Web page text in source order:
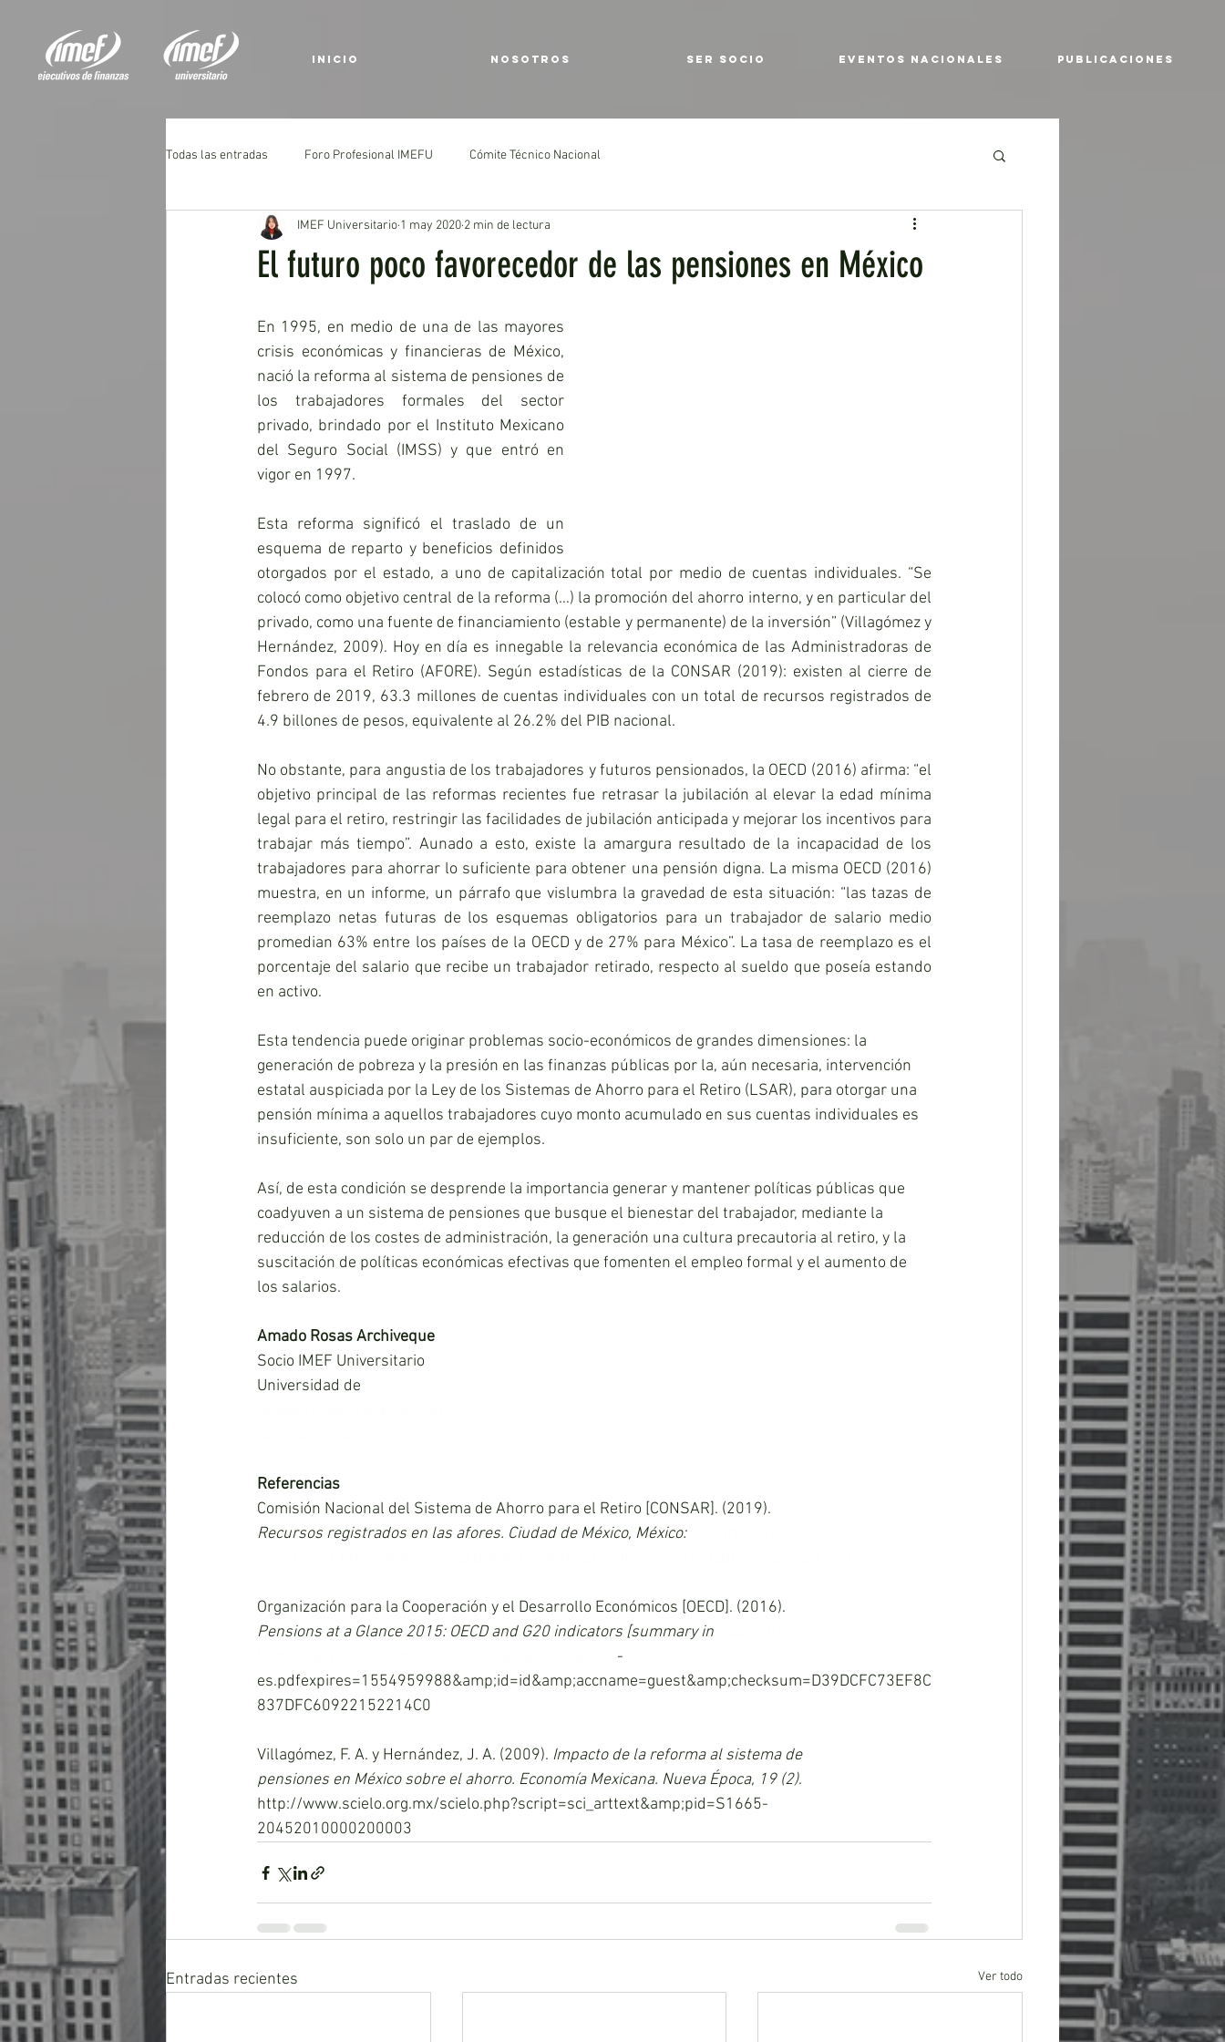
INICIO NOSOTROS SER SOCIO EVENTOS NACIONALES PUBLICACIONES
Todas las entradas Foro Profesional IMEFU Cómite Técnico Nacional
El futuro poco favorecedor de las pensiones en México
IMEF Universitario 1 may 2020 2 min de lectura
En 1995, en medio de una de las mayores
crisis económicas y financieras de México,
nació la reforma al sistema de pensiones de
los trabajadores formales del sector
privado, brindado por el Instituto Mexicano
del Seguro Social (IMSS) y que entró en
vigor en 1997.
Esta reforma significó el traslado de un
esquema de reparto y beneficios definidos
otorgados por el estado, a uno de capitalización total por medio de cuentas individuales. “Se
colocó como objetivo central de la reforma (…) la promoción del ahorro interno, y en particular del
privado, como una fuente de financiamiento (estable y permanente) de la inversión” (Villagómez y
Hernández, 2009). Hoy en día es innegable la relevancia económica de las Administradoras de
Fondos para el Retiro (AFORE). Según estadísticas de la CONSAR (2019): existen al cierre de
febrero de 2019, 63.3 millones de cuentas individuales con un total de recursos registrados de
4.9 billones de pesos, equivalente al 26.2% del PIB nacional.
No obstante, para angustia de los trabajadores y futuros pensionados, la OECD (2016) afirma: “el
objetivo principal de las reformas recientes fue retrasar la jubilación al elevar la edad mínima
legal para el retiro, restringir las facilidades de jubilación anticipada y mejorar los incentivos para
trabajar más tiempo”. Aunado a esto, existe la amargura resultado de la incapacidad de los
trabajadores para ahorrar lo suficiente para obtener una pensión digna. La misma OECD (2016)
muestra, en un informe, un párrafo que vislumbra la gravedad de esta situación: “las tazas de
reemplazo netas futuras de los esquemas obligatorios para un trabajador de salario medio
promedian 63% entre los países de la OECD y de 27% para México”. La tasa de reemplazo es el
porcentaje del salario que recibe un trabajador retirado, respecto al sueldo que poseía estando
en activo.
Esta tendencia puede originar problemas socio-económicos de grandes dimensiones: la
generación de pobreza y la presión en las finanzas públicas por la, aún necesaria, intervención
estatal auspiciada por la Ley de los Sistemas de Ahorro para el Retiro (LSAR), para otorgar una
pensión mínima a aquellos trabajadores cuyo monto acumulado en sus cuentas individuales es
insuficiente, son solo un par de ejemplos.
Así, de esta condición se desprende la importancia generar y mantener políticas públicas que
coadyuven a un sistema de pensiones que busque el bienestar del trabajador, mediante la
reducción de los costes de administración, la generación una cultura precautoria al retiro, y la
suscitación de políticas económicas efectivas que fomenten el empleo formal y el aumento de
los salarios.
Amado Rosas Archiveque
Socio IMEF Universitario
Universidad de
Referencias
Comisión Nacional del Sistema de Ahorro para el Retiro [CONSAR]. (2019).
Recursos registrados en las afores. Ciudad de México, México:
Organización para la Cooperación y el Desarrollo Económicos [OECD]. (2016).
Pensions at a Glance 2015: OECD and G20 indicators [summary in
-
es.pdfexpires=1554959988&amp;id=id&amp;accname=guest&amp;checksum=D39DCFC73EF8C
837DFC60922152214C0
Villagómez, F. A. y Hernández, J. A. (2009). Impacto de la reforma al sistema de
pensiones en México sobre el ahorro. Economía Mexicana. Nueva Época, 19 (2).
http://www.scielo.org.mx/scielo.php?script=sci_arttext&amp;pid=S1665-
20452010000200003
Entradas recientes Ver todo